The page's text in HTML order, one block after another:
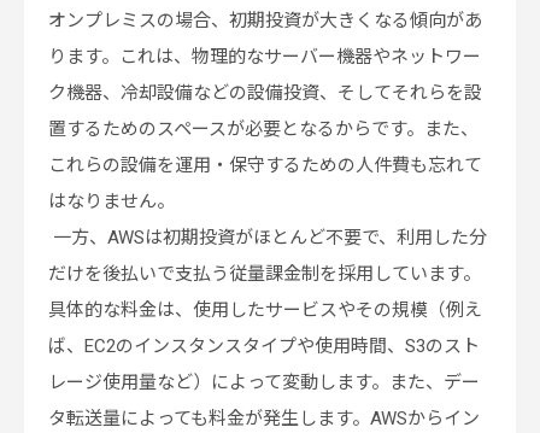
オンプレミスの場合、初期投資が大きくなる傾向があ
ります。これは、物理的なサーバー機器やネットワー
ク機器、冷却設備などの設備投資、そしてそれらを設
置するためのスペースが必要となるからです。また、
これらの設備を運用・保守するための人件費も忘れて
はなりません。
一方、AWSは初期投資がほとんど不要で、利用した分
だけを後払いで支払う従量課金制を採用しています。
具体的な料金は、使用したサービスやその規模（例え
ば、EC2のインスタンスタイプや使用時間、S3のスト
レージ使用量など）によって変動します。また、デー
タ転送量によっても料金が発生します。AWSからイン